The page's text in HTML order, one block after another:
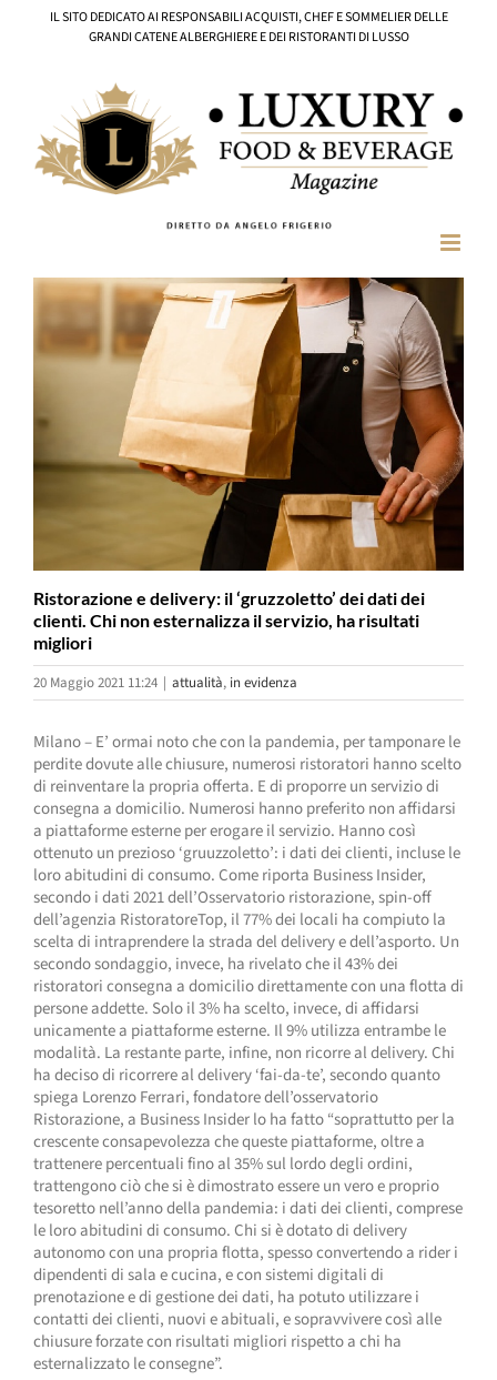
IL SITO DEDICATO AI RESPONSABILI ACQUISTI, CHEF E SOMMELIER DELLE
GRANDI CATENE ALBERGHIERE E DEI RISTORANTI DI LUSSO
Ingrandisci
Ristorazione e delivery: il ‘gruzzoletto’ dei dati dei
clienti. Chi non esternalizza il servizio, ha risultati
migliori
20 Maggio 2021 11:24 | attualità, in evidenza
Milano – E’ ormai noto che con la pandemia, per tamponare le
perdite dovute alle chiusure, numerosi ristoratori hanno scelto
di reinventare la propria offerta. E di proporre un servizio di
consegna a domicilio. Numerosi hanno preferito non affidarsi
a piattaforme esterne per erogare il servizio. Hanno così
ottenuto un prezioso ‘gruuzzoletto’: i dati dei clienti, incluse le
loro abitudini di consumo. Come riporta Business Insider,
secondo i dati 2021 dell’Osservatorio ristorazione, spin-off
dell’agenzia RistoratoreTop, il 77% dei locali ha compiuto la
scelta di intraprendere la strada del delivery e dell’asporto. Un
secondo sondaggio, invece, ha rivelato che il 43% dei
ristoratori consegna a domicilio direttamente con una flotta di
persone addette. Solo il 3% ha scelto, invece, di affidarsi
unicamente a piattaforme esterne. Il 9% utilizza entrambe le
modalità. La restante parte, infine, non ricorre al delivery. Chi
ha deciso di ricorrere al delivery ‘fai-da-te’, secondo quanto
spiega Lorenzo Ferrari, fondatore dell’osservatorio
Ristorazione, a Business Insider lo ha fatto “soprattutto per la
crescente consapevolezza che queste piattaforme, oltre a
trattenere percentuali fino al 35% sul lordo degli ordini,
trattengono ciò che si è dimostrato essere un vero e proprio
tesoretto nell’anno della pandemia: i dati dei clienti, comprese
le loro abitudini di consumo. Chi si è dotato di delivery
autonomo con una propria flotta, spesso convertendo a rider i
dipendenti di sala e cucina, e con sistemi digitali di
prenotazione e di gestione dei dati, ha potuto utilizzare i
contatti dei clienti, nuovi e abituali, e sopravvivere così alle
chiusure forzate con risultati migliori rispetto a chi ha
esternalizzato le consegne”.